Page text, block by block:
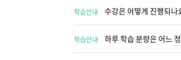
학습안내 수강은 어떻게 진행되나
학습안내 하루 학습 분량은 어느